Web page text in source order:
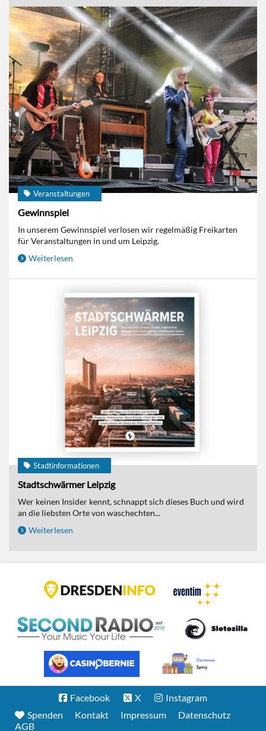
Veranstaltungen
Gewinnspiel
In unserem Gewinnspiel verlosen wir regelmäßig Freikarten
für Veranstaltungen in und um Leipzig.
Weiterlesen
Stadtinformationen
Stadtschwärmer Leipzig
Wer keinen Insider kennt, schnappt sich dieses Buch und wird
an die liebsten Orte von waschechten...
Weiterlesen
Facebook X
Instagram
Spenden
Kontakt Impressum
Datenschutz
AGB